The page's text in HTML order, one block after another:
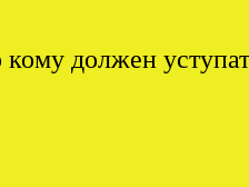
кому должен